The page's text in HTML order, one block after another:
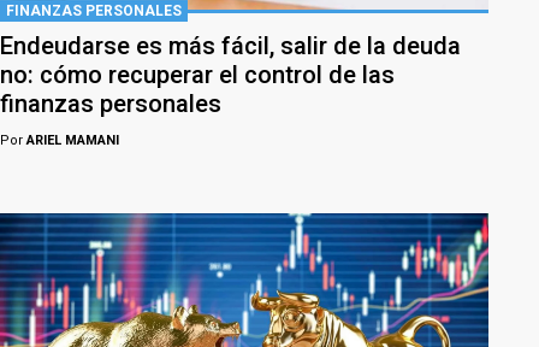
FINANZAS PERSONALES
Endeudarse es más fácil, salir de la deuda
no: cómo recuperar el control de las
finanzas personales
PorARIEL MAMANI